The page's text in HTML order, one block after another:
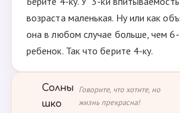
возраста маленькая. Ну или как
она в любом случае больше, чем
ребенок. Так что берите 4-ку.
Солны
шко
Говорите, что хотите, но
жизнь прекрасна!